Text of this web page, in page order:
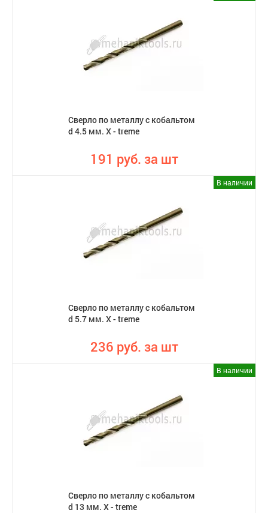
Сверло по металлу с кобальтом
d 4.5 мм. X - treme
191 руб. за шт
В наличии
Сверло по металлу с кобальтом
d 5.7 мм. X - treme
236 руб. за шт
В наличии
Сверло по металлу с кобальтом
d 13 мм. X - treme